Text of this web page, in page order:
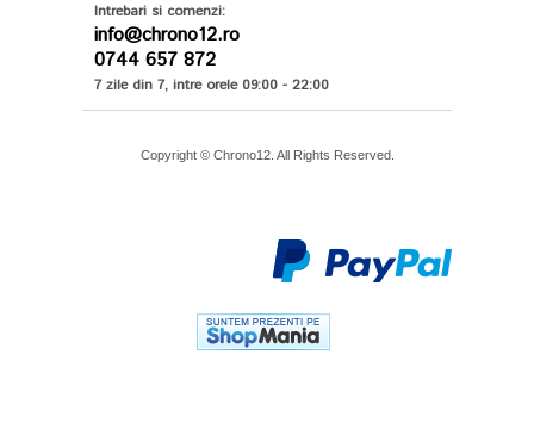
Intrebari si comenzi:
info@chrono12.ro
0744 657 872
7 zile din 7, intre orele 09:00 - 22:00
Copyright © Chrono12. All Rights Reserved.